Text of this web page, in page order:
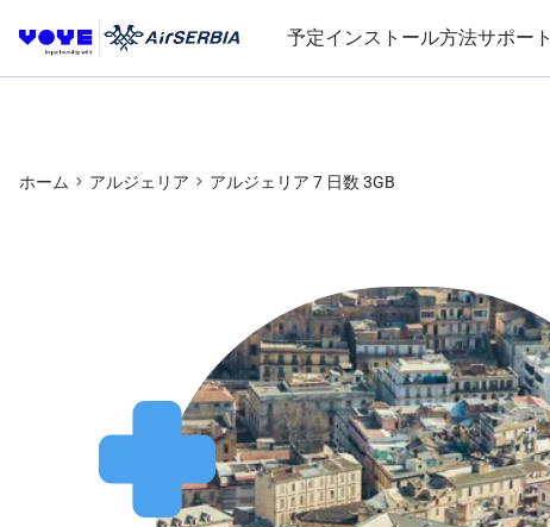
予定インストール方法サポート
ホーム アルジェリア アルジェリア 7 日数 3GB